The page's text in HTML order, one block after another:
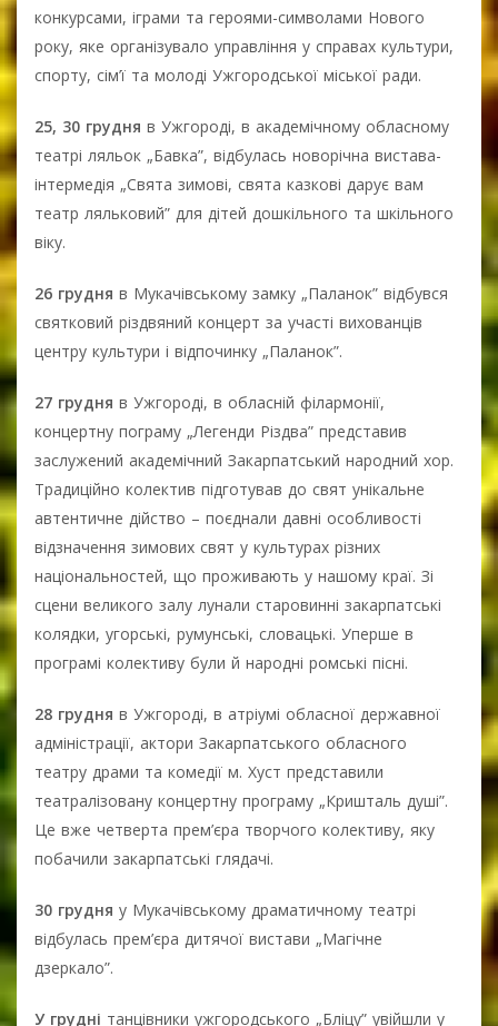
конкурсами, іграми та героями-символами Нового
року, яке організувало управління у справах культури,
спорту, сім’ї та молоді Ужгородської міської ради.
25, 30 грудня в Ужгороді, в академічному обласному
театрі ляльок „Бавка”, відбулась новорічна вистава-
інтермедія „Свята зимові, свята казкові дарує вам
театр ляльковий” для дітей дошкільного та шкільного
віку.
26 грудня в Мукачівському замку „Паланок” відбувся
святковий різдвяний концерт за участі вихованців
центру культури і відпочинку „Паланок”.
27 грудня в Ужгороді, в обласній філармонії,
концертну пограму „Легенди Різдва” представив
заcлужений академічний Закарпатський народний хор.
Традиційно колектив підготував до свят унікальне
автентичне дійство – поєднали давні особливості
відзначення зимових свят у культурах різних
національностей, що проживають у нашому краї. Зі
сцени великого залу лунали старовинні закарпатські
колядки, угорські, румунські, словацькі. Уперше в
програмі колективу були й народні ромські пісні.
28 грудня в Ужгороді, в атріумі обласної державної
адміністрації, актори Закарпатського обласного
театру драми та комедії м. Хуст представили
театралізовану концертну програму „Кришталь душі”.
Це вже четверта прем’єра творчого колективу, яку
побачили закарпатські глядачі.
30 грудня у Мукачівському драматичному театрі
відбулась прем’єра дитячої вистави „Магічне
дзеркало”.
У грудні танцівники ужгородського „Бліцу” увійшли у